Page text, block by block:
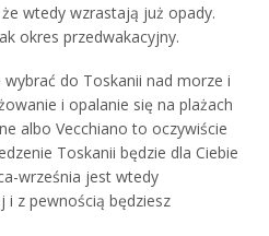
wtedy wzrastają już opady.
okres przedwakacyjny.
do Toskanii nad morze i
i opalanie się na plażach
albo Vecchiano to oczywiście
Toskanii będzie dla Ciebie
września jest wtedy
i z pewnością będziesz